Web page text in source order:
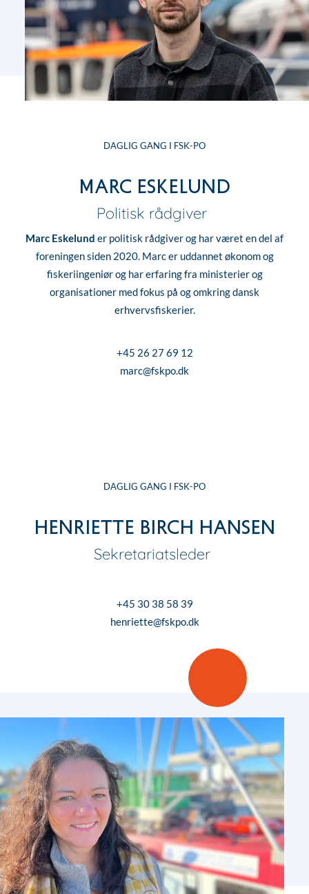
DAGLIG GANG I FSK-PO
Marc Eskelund
Politisk rådgiver
Marc Eskelund er politisk rådgiver og har været en del af
foreningen siden 2020. Marc er uddannet økonom og
fiskeriingeniør og har erfaring fra ministerier og
organisationer med fokus på og omkring dansk
erhvervsfiskerier.
+45 26 27 69 12
marc@fskpo.dk
DAGLIG GANG I FSK-PO
Henriette Birch Hansen
Sekretariatsleder
+45 30 38 58 39
henriette@fskpo.dk